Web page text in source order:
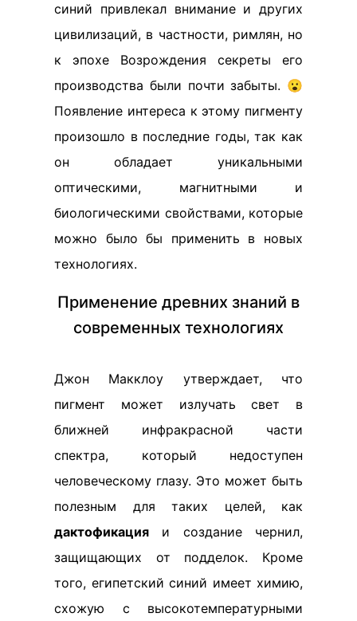
синий привлекал внимание и других
цивилизаций, в частности, римлян, но
к эпохе Возрождения секреты его
производства были почти забыты. 😮
Появление интереса к этому пигменту
произошло в последние годы, так как
он обладает уникальными
оптическими, магнитными и
биологическими свойствами, которые
можно было бы применить в новых
технологиях.
Применение древних знаний в
современных технологиях
Джон Макклоу утверждает, что
пигмент может излучать свет в
ближней инфракрасной части
спектра, который недоступен
человеческому глазу. Это может быть
полезным для таких целей, как
дактофикация и создание чернил,
защищающих от подделок. Кроме
того, египетский синий имеет химию,
схожую с высокотемпературными